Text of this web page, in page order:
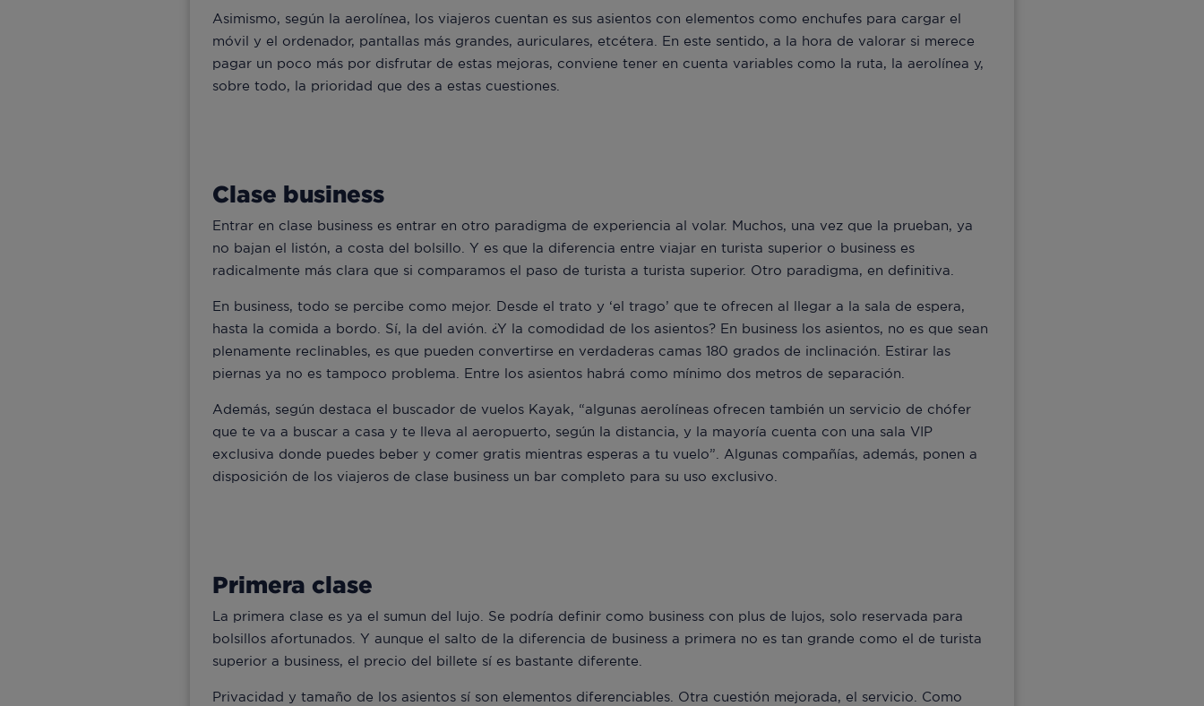
Asimismo, según la aerolínea, los viajeros cuentan es sus asientos con elementos como enchufes para cargar el
móvil y el ordenador, pantallas más grandes, auriculares, etcétera. En este sentido, a la hora de valorar si merece
pagar un poco más por disfrutar de estas mejoras, conviene tener en cuenta variables como la ruta, la aerolínea y,
sobre todo, la prioridad que des a estas cuestiones.
Clase business
Entrar en clase business es entrar en otro paradigma de experiencia al volar. Muchos, una vez que la prueban, ya
no bajan el listón, a costa del bolsillo. Y es que la diferencia entre viajar en turista superior o business es
radicalmente más clara que si comparamos el paso de turista a turista superior. Otro paradigma, en definitiva.
En business, todo se percibe como mejor. Desde el trato y ‘el trago’ que te ofrecen al llegar a la sala de espera,
hasta la comida a bordo. Sí, la del avión. ¿Y la comodidad de los asientos? En business los asientos, no es que sean
plenamente reclinables, es que pueden convertirse en verdaderas camas 180 grados de inclinación. Estirar las
piernas ya no es tampoco problema. Entre los asientos habrá como mínimo dos metros de separación.
Además, según destaca el buscador de vuelos Kayak, “algunas aerolíneas ofrecen también un servicio de chófer
que te va a buscar a casa y te lleva al aeropuerto, según la distancia, y la mayoría cuenta con una sala VIP
exclusiva donde puedes beber y comer gratis mientras esperas a tu vuelo”. Algunas compañías, además, ponen a
disposición de los viajeros de clase business un bar completo para su uso exclusivo.
Primera clase
La primera clase es ya el sumun del lujo. Se podría definir como business con plus de lujos, solo reservada para
bolsillos afortunados. Y aunque el salto de la diferencia de business a primera no es tan grande como el de turista
superior a business, el precio del billete sí es bastante diferente.
Privacidad y tamaño de los asientos sí son elementos diferenciables. Otra cuestión mejorada, el servicio. Como